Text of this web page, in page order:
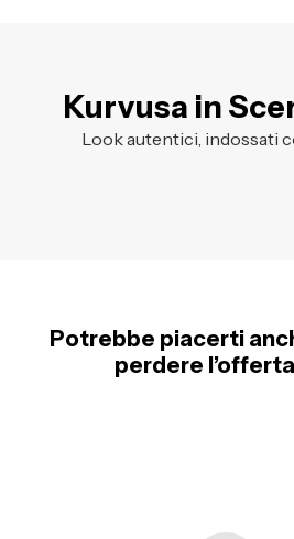
Kurvusa in
Look autentici, indossati
Potrebbe piacerti
perdere